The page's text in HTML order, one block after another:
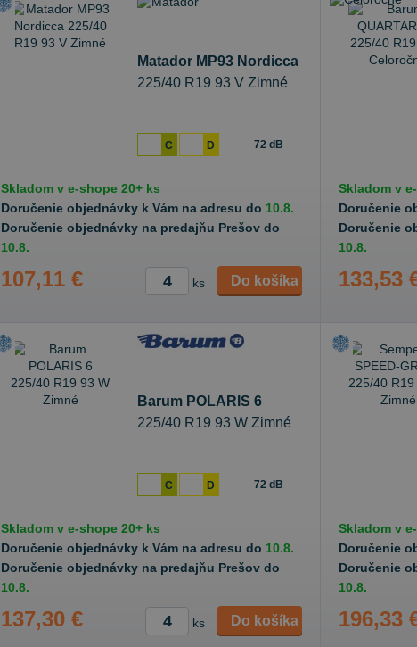
Matador MP93 Nordicca
225/40 R19 93 V Zimné
C D 72 dB
Skladom v e-shope 20+ ks
Doručenie objednávky k Vám na adresu do 10.8.
Doručenie objednávky na predajňu Prešov do
10.8.
107,11 € ks Do košíka
Skladom v
Doručenie
Doručenie
10.8.
133,53
Barum POLARIS 6
225/40 R19 93 W Zimné
C D 72 dB
Skladom v e-shope 20+ ks
Doručenie objednávky k Vám na adresu do 10.8.
Doručenie objednávky na predajňu Prešov do
10.8.
137,30 € ks Do košíka
Skladom v
Doručenie
Doručenie
10.8.
196,33